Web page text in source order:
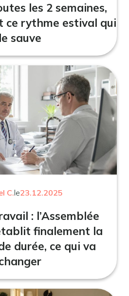
les 2 semaines,
rythme estival qui
le sauve
C.le23.12.2025
: l’Assemblée
finalement la
durée, ce qui va